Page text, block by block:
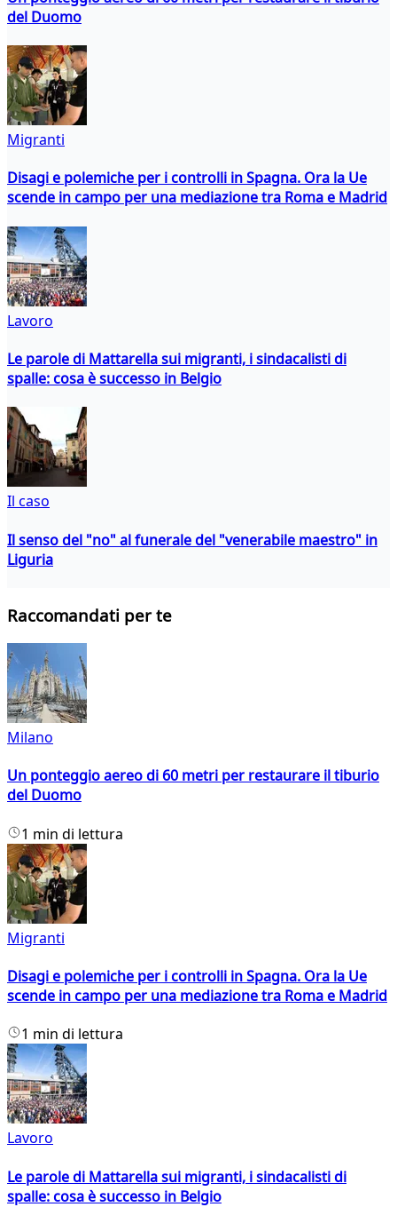
del Duomo
Migranti
Disagi e polemiche per i controlli in Spagna. Ora la Ue
scende in campo per una mediazione tra Roma e Madrid
Lavoro
Le parole di Mattarella sui migranti, i sindacalisti di
spalle: cosa è successo in Belgio
Il caso
Il senso del "no" al funerale del "venerabile maestro" in
Liguria
Raccomandati per te
Milano
Un ponteggio aereo di 60 metri per restaurare il tiburio
del Duomo
1 min di lettura
Migranti
Disagi e polemiche per i controlli in Spagna. Ora la Ue
scende in campo per una mediazione tra Roma e Madrid
1 min di lettura
Lavoro
Le parole di Mattarella sui migranti, i sindacalisti di
spalle: cosa è successo in Belgio